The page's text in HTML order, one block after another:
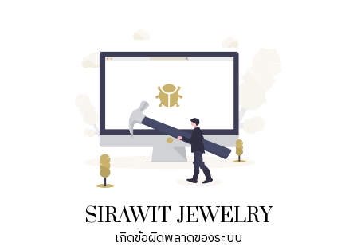
SIRAWIT JEWELRY
เกิดข้อผิดพลาดของระบบ